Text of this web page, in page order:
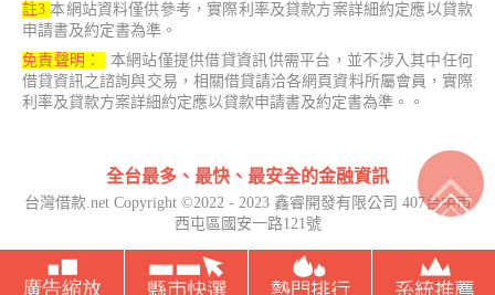
註3 本網站資料僅供參考，實際利率及貸款方案詳細約定應以貸款
申請書及約定書為準。
免責聲明：
本網站僅提供借貸資訊供需平台，並不涉入其中任何
借貸資訊之諮詢與交易，相關借貸請洽各網頁資料所屬會員，實際
利率及貸款方案詳細約定應以貸款申請書及約定書為準。。
全台最多、最快、最安全的金融資訊
台灣借款.net Copyright ©2022 - 2023 鑫睿開發有限公司 407台中市
西屯區國安一路121號